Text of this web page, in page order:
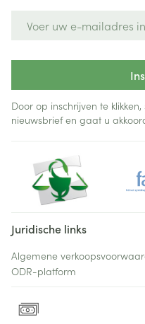
Door op inschrijven te
nieuwsbrief en gaat u
Juridische links
Algemene
ODR-platform